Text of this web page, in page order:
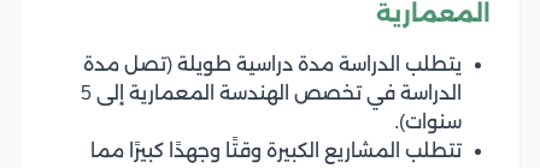
المعمارية
يتطلب الدراسة مدة دراسية طويلة (تصل مدة
الدراسة في تخصص الهندسة المعمارية إلى 5
سنوات).
تتطلب المشاريع الكبيرة وقتًا وجهدًا كبيرًا مما